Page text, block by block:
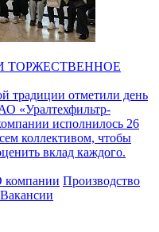
ТОРЖЕСТВЕННОЕ
традиции отметили день
«Уралтехфильтр-
исполнилось 26
коллективом, чтобы
вклад каждого.
компании Производство
Вакансии